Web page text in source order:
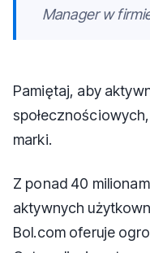
Manager w
Pamiętaj, aby
marki.
Z ponad 40
aktywnych
Bol.com oferuje